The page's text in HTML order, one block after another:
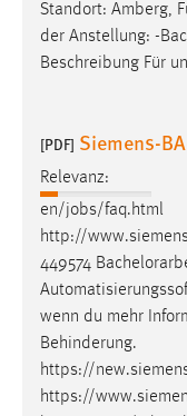
Standort: Amberg,
der Anstellung: -
Beschreibung Für
[PDF] Siemens-
Relevanz:
en/jobs/faq.html
http://
449574
wenn du mehr
Behinderung.
https://
https://
MARKETING
verwendet, um
hinweg verfolgen.
Google Ads
Name:
_gcl_au
Anbieter:
Google Ireland